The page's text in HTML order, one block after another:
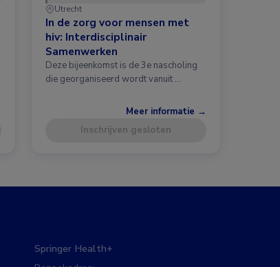
Utrecht
In de zorg voor mensen met
hiv: Interdisciplinair
Samenwerken
Deze bijeenkomst is de 3e nascholing
die georganiseerd wordt vanuit …
Meer informatie →
Inschrijven gesloten
Springer Health+